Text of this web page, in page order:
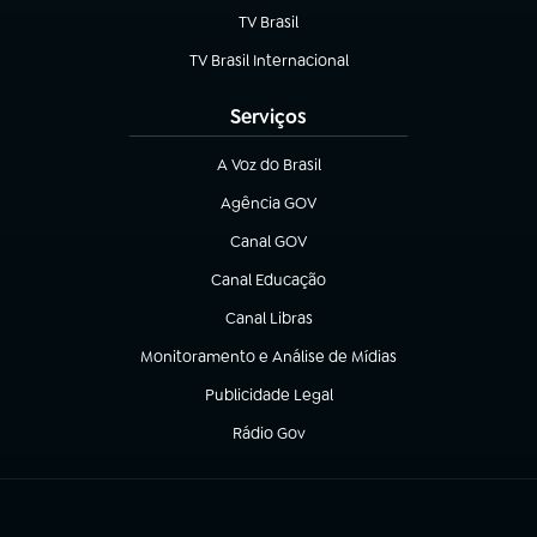
TV Brasil
(abre em nova aba)
TV Brasil Internacional
(abre em nova aba)
Serviços
A Voz do Brasil
(abre em nova aba)
Agência GOV
(abre em nova aba)
Canal GOV
(abre em nova aba)
Canal Educação
(abre em nova aba)
Canal Libras
(abre em nova aba)
Monitoramento e Análise de Mídias
(abre em nova aba)
Publicidade Legal
(abre em nova aba)
Rádio Gov
(abre em nova aba)